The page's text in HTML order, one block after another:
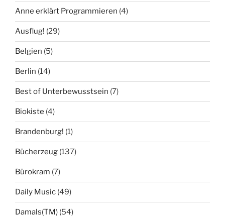
Anne erklärt Programmieren (4)
Ausflug! (29)
Belgien (5)
Berlin (14)
Best of Unterbewusstsein (7)
Biokiste (4)
Brandenburg! (1)
Bücherzeug (137)
Bürokram (7)
Daily Music (49)
Damals(TM) (54)